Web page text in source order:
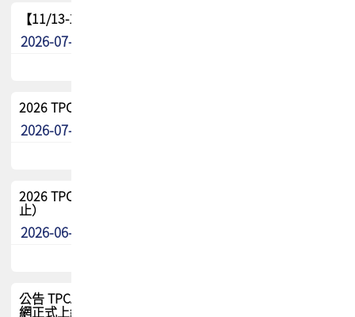
【11/13-15】2026 TPCA 百岳登頂_南橫三星
2026-07-22
2026 TPCA中南區會員問卷暨7/31交流餐敘報名
2026-07-08
2026 TPCA健康盃保齡球聯誼賽 熱烈報名中（8/3報名截
止）
2026-06-29
公告 TPCA 台灣電路板協會官網將迎來新面貌，7/1 新官
網正式上線！